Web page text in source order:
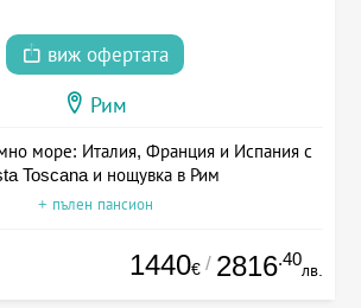
виж офертата
Рим
море: Италия, Франция и Испания с
Toscana и нощувка в Рим
+ пълен пансион
1440€ / 2816.40
лв.